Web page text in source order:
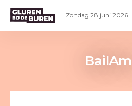
Zondag 28 juni 2026